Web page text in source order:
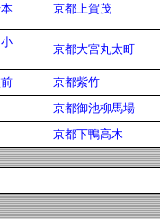
京都上賀茂
京都大宮丸太町
京都紫竹
京都御池柳馬場
京都下鴨高木